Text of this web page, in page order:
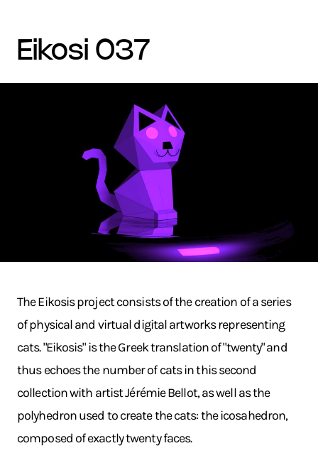
eikosi 037
The Eikosis project consists of the creation of a series
of physical and virtual digital artworks representing
cats. "Eikosis" is the Greek translation of "twenty" and
thus echoes the number of cats in this second
collection with artist Jérémie Bellot, as well as the
polyhedron used to create the cats: the icosahedron,
composed of exactly twenty faces.